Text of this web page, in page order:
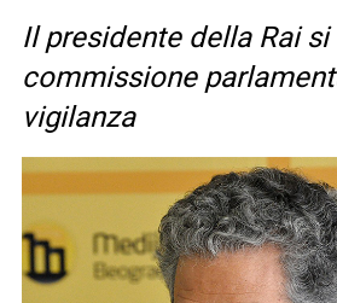
Il presidente della Rai
commissione
vigilanza